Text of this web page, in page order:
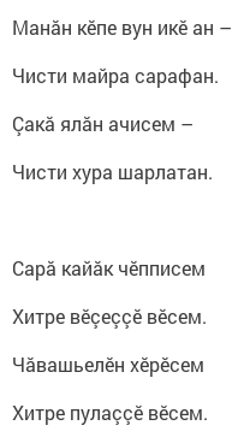
Манӑн кӗпе вун икӗ ан –
Чисти майра сарафан.
Çакă ялӑн ачисем –
Чисти хура шарлатан.
Сарӑ кайӑк чӗпписем
Хитре вӗçеççӗ вӗсем.
Чӑвашьелӗн хӗрӗсем
Хитре пулаççӗ вӗсем.